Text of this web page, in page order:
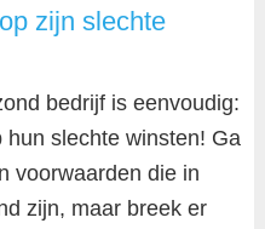
zijn slechte
bedrijf is eenvoudig:
slechte winsten! Ga
voorwaarden die in
zijn, maar breek er